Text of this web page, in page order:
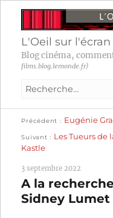
L'Oeil sur l'écran
Blog cinéma,
films.blog.lemonde.fr)
Recherche
:
Navigation
de
l’article
Précédent Eugénie
Suivant
suivante :
Les Tueurs de
Kastle
3 septembre 2022
A la
Sidney Lumet